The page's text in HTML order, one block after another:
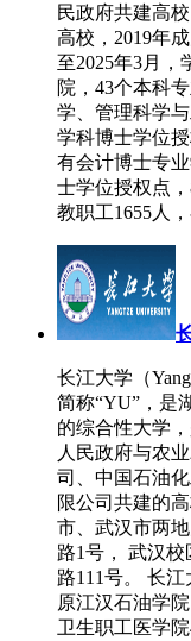
民政府共建高
高校，2019年
至2025年3月，
院，43个本科
学、管理科学
学科博士学位
有会计博士专
士学位授权点
教职工1655人
长江大学（
简称“YU”，是
的综合性大学
人民政府与农
司、中国石油
限公司共建的
市、武汉市两
路1号， 武汉
路111号。 长
原江汉石油学
卫生职工医学